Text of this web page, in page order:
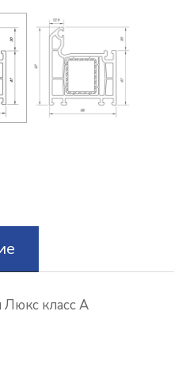
Люкс класс А